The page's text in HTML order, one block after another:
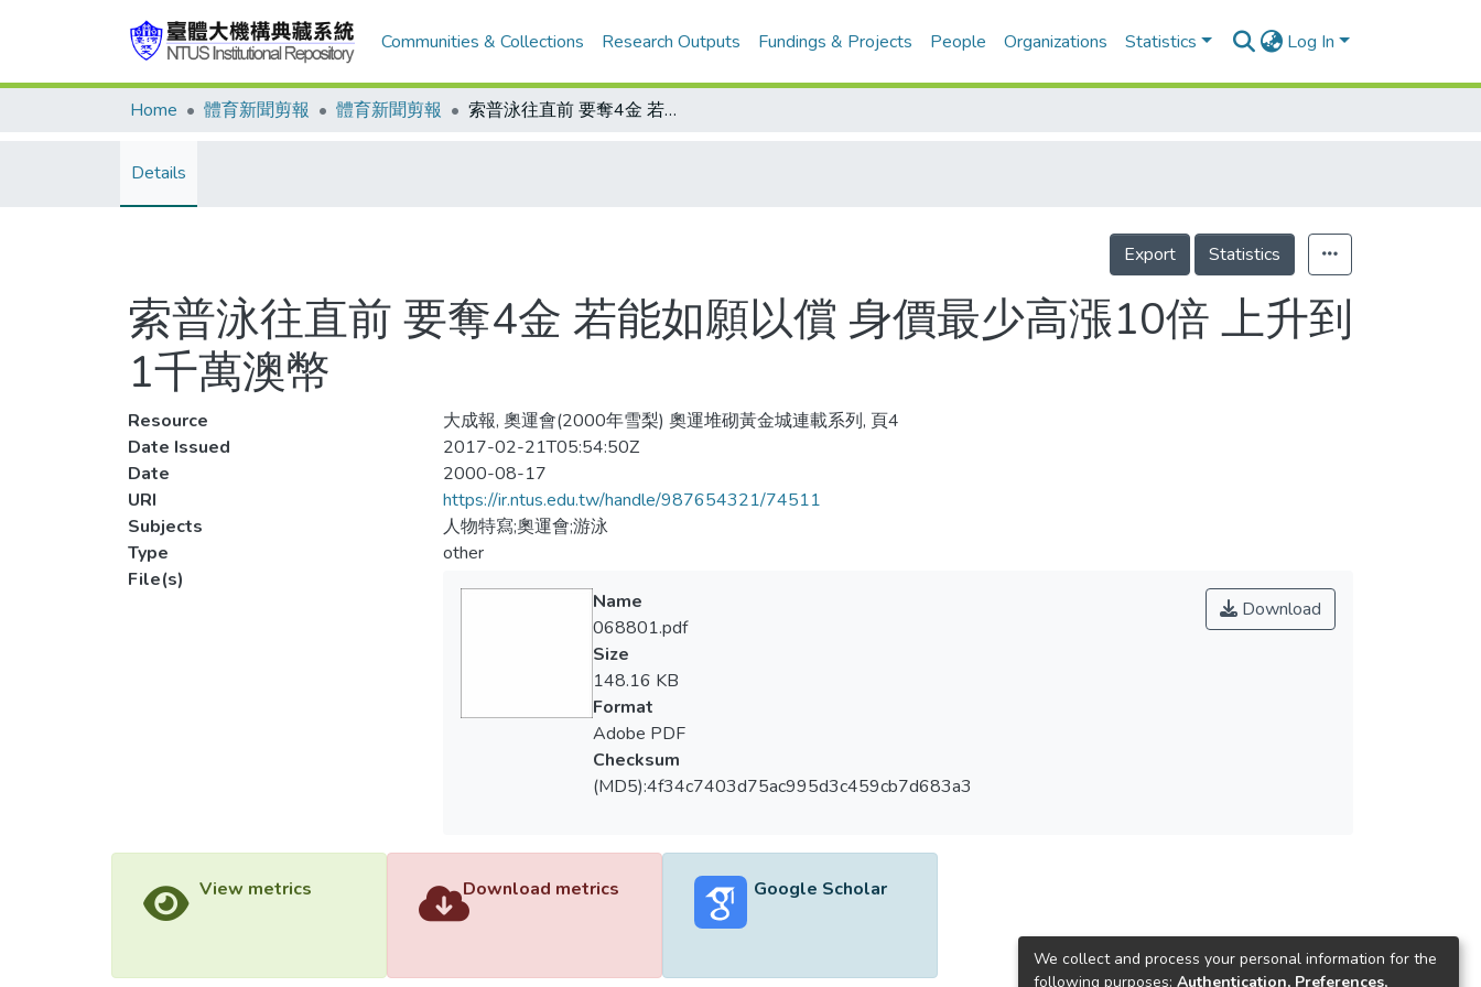
Communities & Collections Research Outputs Fundings & Projects People Organizations Statistics Log In
Home 體育新聞剪報 體育新聞剪報 索普泳往直前 要奪4金 若能如願以償 身價最少高漲10倍 上升到1千萬澳幣
Details
Export Statistics
索普泳往直前 要奪4金 若能如願以償 身價最少高漲10倍 上升到
1千萬澳幣
Resource
大成報, 奧運會(2000年雪梨) 奧運堆砌黃金城連載系列, 頁4
Date Issued
2017-02-21T05:54:50Z
Date
2000-08-17
URI
https://ir.ntus.edu.tw/handle/987654321/74511
Subjects
人物特寫;奧運會;游泳
Type
other
File(s)
Download
Name
068801.pdf
Size
148.16 KB
Format
Adobe PDF
Checksum
(MD5):4f34c7403d75ac995d3c459cb7d683a3
View metrics Download metrics Google Scholar
We collect and process your personal information for the
following purposes: Authentication, Preferences,